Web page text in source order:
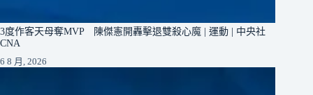
3度作客天母奪MVP 陳傑憲開轟擊退雙殺心魔 | 運動 | 中央社
CNA
6 8 月, 2026